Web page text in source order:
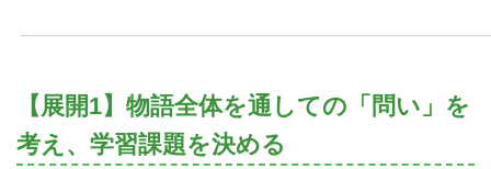
【展開1】物語全体を通しての「問い」を
考え、学習課題を決める